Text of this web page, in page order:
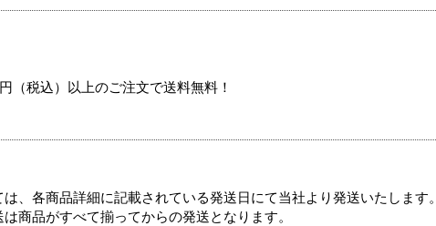
（税込）以上のご注文で送料無料！
、各商品詳細に記載されている発送日にて当社より発送いたします。
商品がすべて揃ってからの発送となります。